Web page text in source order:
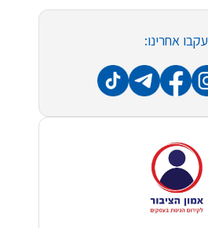
עקבו אחרינו: